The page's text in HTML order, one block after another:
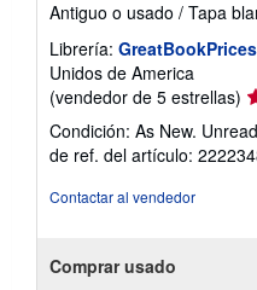
Antiguo o usado / Tapa
Librería: GreatBookPrices
Unidos de America
(vendedor de 5 estrellas)
5
Condición: As New.
de ref. del artículo:
Contactar al vendedor
Comprar usado